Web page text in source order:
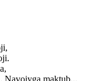
Navoiyga maktub...